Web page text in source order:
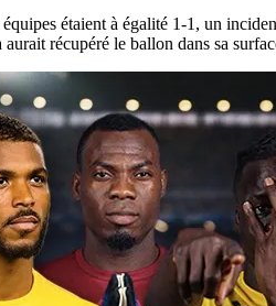
étaient à égalité 1-1, un
récupéré le ballon dans sa